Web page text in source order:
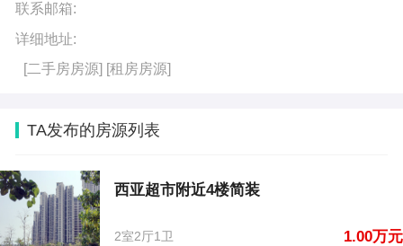
联系邮箱:
详细地址:
[二手房房源] [租房房源]
TA发布的房源列表
西亚超市附近4楼简装
2室2厅1卫 1.00万元